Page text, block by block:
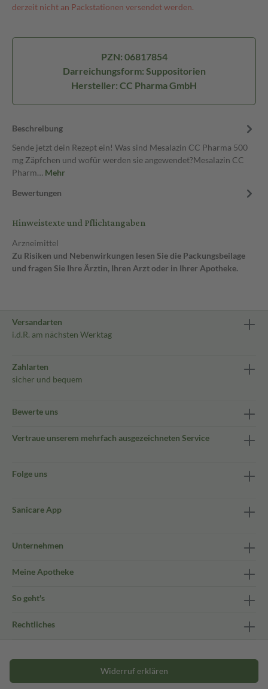
derzeit nicht an Packstationen versendet werden.
PZN: 06817854
Darreichungsform: Suppositorien
Hersteller: CC Pharma GmbH
Beschreibung
Sende jetzt dein Rezept ein! Was sind Mesalazin CC Pharma 500
mg Zäpfchen und wofür werden sie angewendet?Mesalazin CC
Pharm… Mehr
Bewertungen
Hinweistexte und Pflichtangaben
Arzneimittel
Zu Risiken und Nebenwirkungen lesen Sie die Packungsbeilage
und fragen Sie Ihre Ärztin, Ihren Arzt oder in Ihrer Apotheke.
Versandarten
i.d.R. am nächsten Werktag
Zahlarten
sicher und bequem
Bewerte uns
Vertraue unserem mehrfach ausgezeichneten Service
Folge uns
Sanicare App
Unternehmen
Meine Apotheke
So geht's
Rechtliches
Widerruf erklären